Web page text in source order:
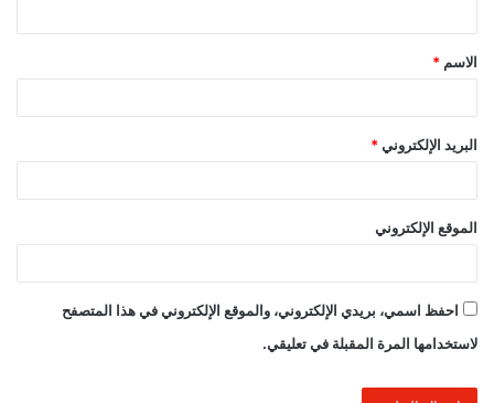
ق
*
الاسم *
البريد الإلكتروني *
الموقع الإلكتروني
احفظ اسمي، بريدي الإلكتروني، والموقع الإلكتروني في هذا المتصفح
لاستخدامها المرة المقبلة في تعليقي.